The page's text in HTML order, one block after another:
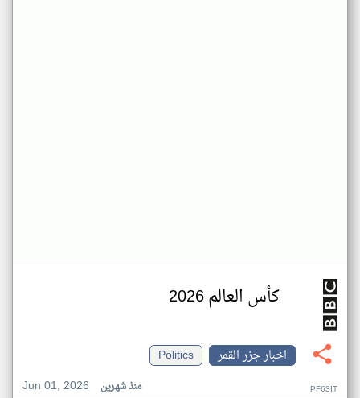
كأس العالم 2026
اخبار جزر القمر
Politics
Jun 01, 2026
منذ شهرين PF63IT